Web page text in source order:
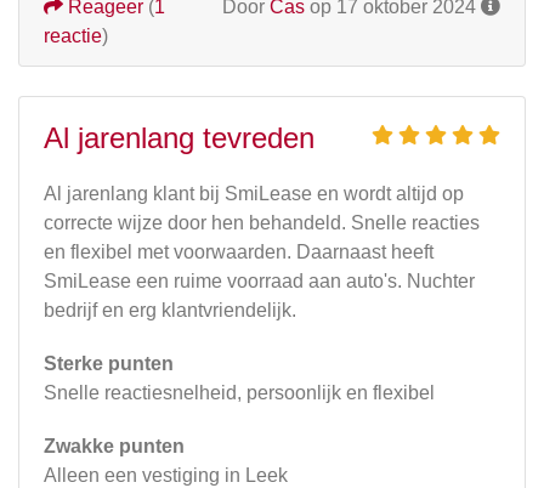
Door Cas op 17 oktober 2024
Reageer (1
reactie)
Al jarenlang tevreden
Al jarenlang klant bij SmiLease en wordt altijd op
correcte wijze door hen behandeld. Snelle reacties
en flexibel met voorwaarden. Daarnaast heeft
SmiLease een ruime voorraad aan auto's. Nuchter
bedrijf en erg klantvriendelijk.
Sterke punten
Snelle reactiesnelheid, persoonlijk en flexibel
Zwakke punten
Alleen een vestiging in Leek